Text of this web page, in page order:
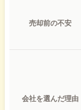
売却前の不安
会社を選んだ理由